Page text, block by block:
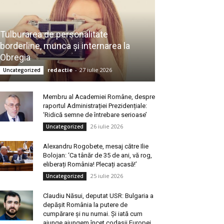
Tulburarea de personalitate
borderline, munca și internarea la
Obregia
Uncategorized redactie - 27 iulie 2026
Membru al Academiei Române, despre
raportul Administrației Prezidențiale:
‘Ridică semne de întrebare serioase’
Uncategorized 26 iulie 2026
Alexandru Rogobete, mesaj către Ilie
Bolojan: ‘Ca tânăr de 35 de ani, vă rog,
eliberați România! Plecați acasă!’
Uncategorized 25 iulie 2026
Claudiu Năsui, deputat USR: Bulgaria a
depășit România la putere de
cumpărare și nu numai. Și iată cum